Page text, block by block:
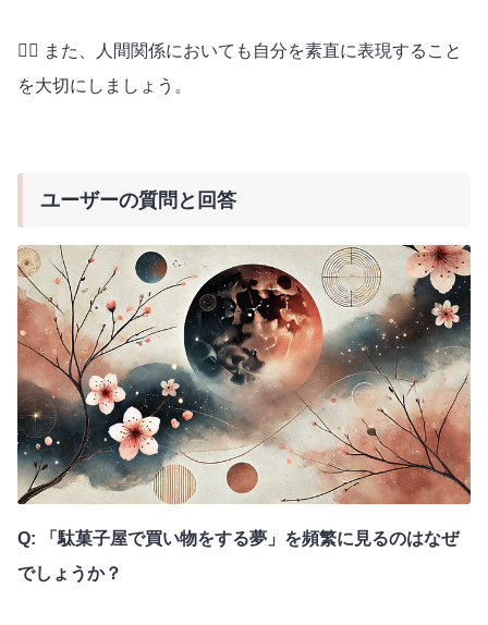
🧘‍♀️ また、人間関係においても自分を素直に表現すること
を大切にしましょう。
ユーザーの質問と回答
Q: 「駄菓子屋で買い物をする夢」を頻繁に見るのはなぜ
でしょうか？